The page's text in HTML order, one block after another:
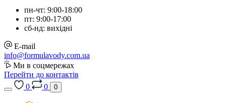
пн-чт: 9:00-18:00
пт: 9:00-17:00
сб-нд: вихідні
E-mail
info@formulavody.com.ua
Ми в соцмережах
Перейти до контактів
0
0 0